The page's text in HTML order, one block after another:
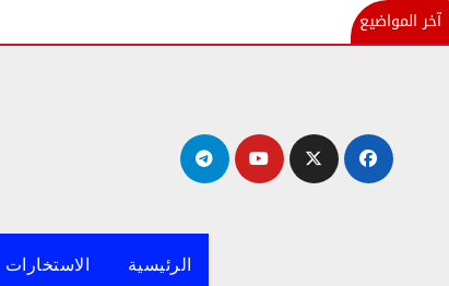
آخر المواضيع
الرئيسية الاستخارات